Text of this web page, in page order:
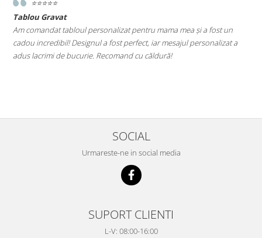
⭐️⭐️⭐️⭐️⭐️
Tablou Gravat
Am comandat tabloul personalizat pentru mama mea și a fost un
cadou incredibil! Designul a fost perfect, iar mesajul personalizat a
adus lacrimi de bucurie. Recomand cu căldură!
SOCIAL
Urmareste-ne in social media
SUPORT CLIENTI
L-V: 08:00-16:00